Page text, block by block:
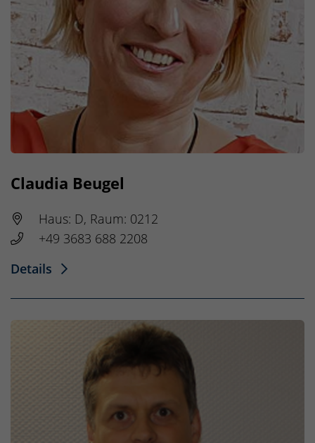
Claudia Beugel
Haus: D, Raum: 0212
+49 3683 688 2208
Details